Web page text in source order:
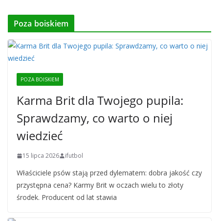
Poza boiskiem
POZA BOISKIEM
Karma Brit dla Twojego pupila:
Sprawdzamy, co warto o niej
wiedzieć
15 lipca 2026 ifutbol
Właściciele psów stają przed dylematem: dobra jakość czy
przystępna cena? Karmy Brit w oczach wielu to złoty
środek. Producent od lat stawia